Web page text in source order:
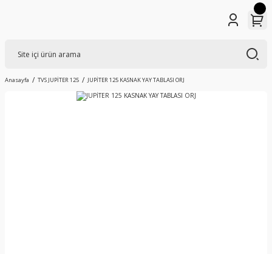
Anasayfa TVS JUPİTER 125 JUPİTER 125 KASNAK YAY TABLASI ORJ